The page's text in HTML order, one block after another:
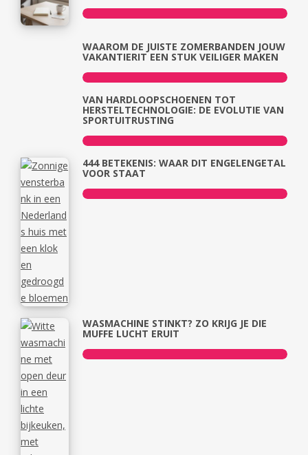
WAAROM DE JUISTE ZOMERBANDEN JOUW
VAKANTIERIT EEN STUK VEILIGER MAKEN
VAN HARDLOOPSCHOENEN TOT
HERSTELTECHNOLOGIE: DE EVOLUTIE VAN
SPORTUITRUSTING
444 BETEKENIS: WAAR DIT ENGELENGETAL
VOOR STAAT
WASMACHINE STINKT? ZO KRIJG JE DIE
MUFFE LUCHT ERUIT